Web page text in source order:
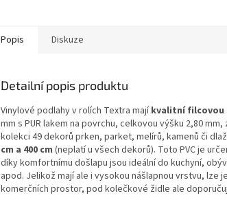
Popis Diskuze
Detailní popis produktu
Vinylové podlahy v rolích Textra majíkvalitní filcovou
mm s PUR lakem na povrchu, celkovou výšku 2,80
kolekci 49 dekorů prken, parket, melírů, kamenů či
cm a 400 cm (neplatí u všech dekorů). Toto PVC je
díky komfortnímu došlapu jsou ideální do kuchyní,
apod. Jelikož mají ale i vysokou nášlapnou vrstvu, lze
komerčních prostor, pod kolečkové židle ale